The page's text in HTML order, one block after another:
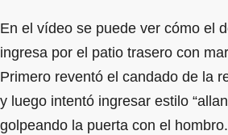
En el vídeo se puede ver cómo el
ingresa por el patio trasero con
Primero reventó el candado de la
y luego intentó ingresar estilo
golpeando la puerta con el hombro.